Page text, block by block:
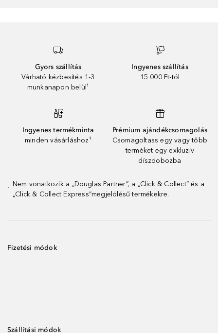
Gyors szállítás
Várható kézbesítés 1-3
munkanapon belül¹
Ingyenes szállítás
15 000 Ft-tól
Ingyenes termékminta
minden vásárláshoz¹
Prémium ajándékcsomagolás
Csomagoltass egy vagy több
terméket egy exkluzív
díszdobozba
1
Nem vonatkozik a „Douglas Partner”, a „Click & Collect” és a
„Click & Collect Express”megjelölésű termékekre.
Fizetési módok
Szállítási módok